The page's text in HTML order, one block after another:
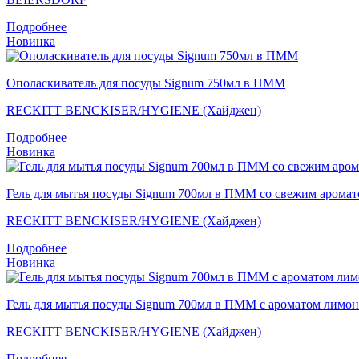
Подробнее
Новинка
Ополаскиватель для посуды Signum 750мл в ПММ
RECKITT BENCKISER/HYGIENE (Хайджен)
Подробнее
Новинка
Гель для мытья посуды Signum 700мл в ПММ со свежим
RECKITT BENCKISER/HYGIENE (Хайджен)
Подробнее
Новинка
Гель для мытья посуды Signum 700мл в ПММ с ароматом
RECKITT BENCKISER/HYGIENE (Хайджен)